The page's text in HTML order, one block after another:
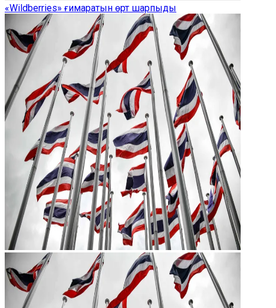
«Wildberries» ғимаратын өрт шарпыды